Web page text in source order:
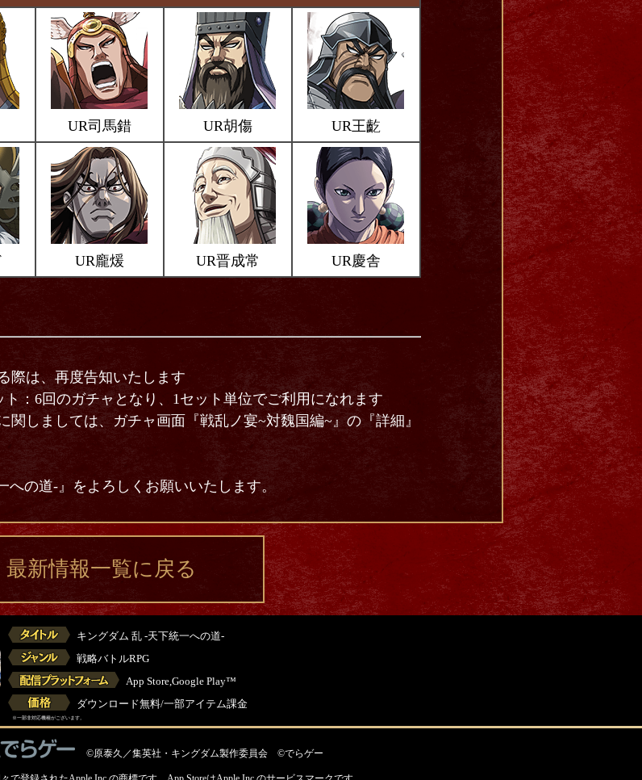
UR司馬錯 UR胡傷 UR王齕
UR龐煖 UR晋成常 UR慶舎
際は、再度告知いたします
：6回のガチャとなり、1セット単位でご利用になれます
しましては、ガチャ画面『戦乱ノ宴~対魏国編~』の『詳細』
の道-』をよろしくお願いいたします。
最新情報一覧に戻る
キングダム 乱 -天下統一への道-
戦略バトルRPG
App Store,Google Play™
ダウンロード無料/一部アイテム課金
※一部非対応機種がございます。
©原泰久／集英社・キングダム製作委員会 ©でらゲー